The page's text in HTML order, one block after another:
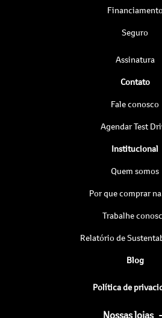
Seguro
Assinatura
Contato
Fale conosco
Agendar Test
Institucional
Quem somos
Por que comprar
Trabalhe
Relatório de
Blog
Política de
Nossas lojas